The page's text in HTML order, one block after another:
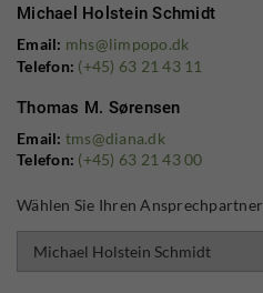
Michael Holstein Schmidt
Email: mhs@limpopo.dk
Telefon: (+45) 63 21 43 11
Thomas M. Sørensen
Email: tms@diana.dk
Telefon: (+45) 63 21 43 00
Wählen Sie Ihren Ansprechpartner